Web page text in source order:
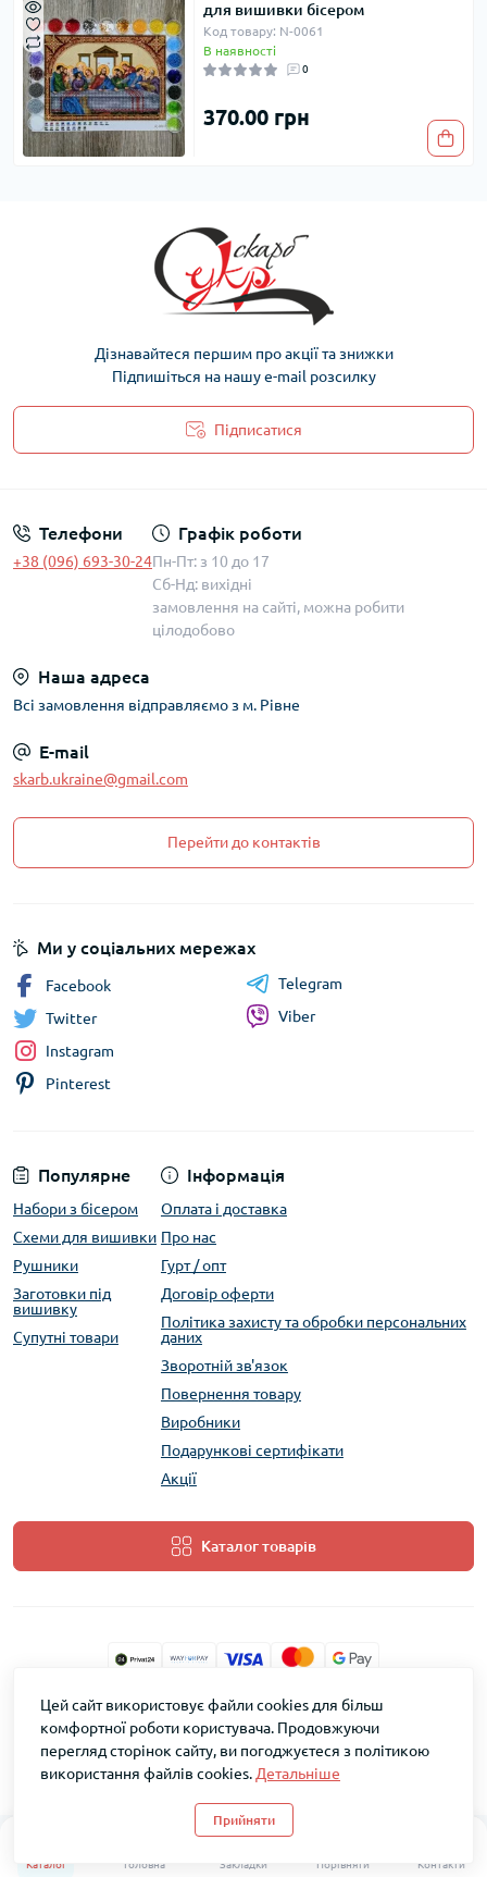
Каталог Головна Закладки
0
Порівняти Контакти
для вишивки бісером
Код товару: N-0061
В наявності
0
370.00 грн
Дізнавайтеся першим про акції та знижки
Підпишіться на нашу e-mail розсилку
Підписатися
Телефони
+38 (096) 693-30-24
Графік роботи
Пн-Пт: з 10 до 17
Сб-Нд: вихідні
замовлення на сайті, можна робити
цілодобово
Наша адреса
Всі замовлення відправляємо з м. Рівне
E-mail
skarb.ukraine@gmail.com
Перейти до контактів
Популярне
Набори з бісером
Схеми для вишивки
Рушники
Заготовки під
вишивку
Супутні товари
Інформація
Оплата і доставка
Про нас
Гурт / опт
Договір оферти
Політика захисту та обробки персональних
даних
Зворотній зв'язок
Повернення товару
Виробники
Подарункові сертифікати
Акції
Каталог товарів
Ми у соціальних мережах
Facebook
Twitter
Instagram
Pinterest
Telegram
Viber
ТМ Скарб © 2026
Цей сайт використовує файли cookies для більш
комфортної роботи користувача. Продовжуючи
перегляд сторінок сайту, ви погоджуєтеся з політикою
використання файлів cookies. Детальніше
Прийняти